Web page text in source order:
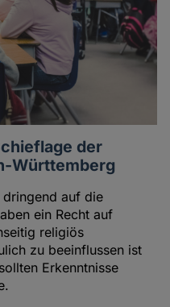
der
Württemberg
auf die
ein Recht auf
religiös
zu beeinflussen ist
Erkenntnisse